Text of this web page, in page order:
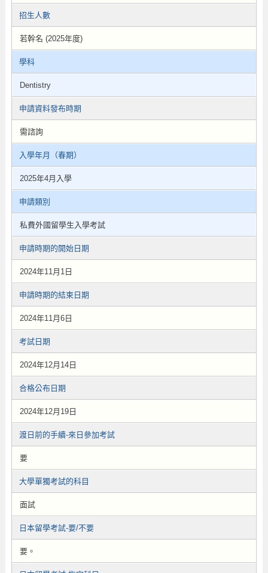
招生人數
若幹名 (2025年度)
學科
Dentistry
申請資料發布時期
需諮詢
入學年月（春期）
2025年4月入學
申請類別
私費外國留學生入學考試
申請時期的開始日期
2024年11月1日
申請時期的結束日期
2024年11月6日
考試日期
2024年12月14日
合格公布日期
2024年12月19日
渡日前的手續-來日參加考試
要
大學單獨考試的科目
面試
日本留學考試-要/不要
要。